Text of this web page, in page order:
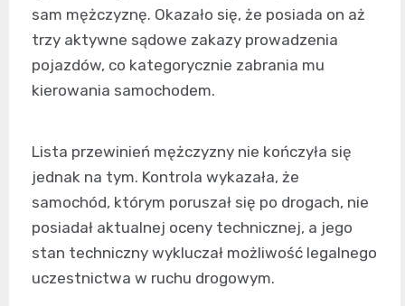
sam mężczyznę. Okazało się, że posiada on aż
trzy aktywne sądowe zakazy prowadzenia
pojazdów, co kategorycznie zabrania mu
kierowania samochodem.
Lista przewinień mężczyzny nie kończyła się
jednak na tym. Kontrola wykazała, że
samochód, którym poruszał się po drogach, nie
posiadał aktualnej oceny technicznej, a jego
stan techniczny wykluczał możliwość legalnego
uczestnictwa w ruchu drogowym.